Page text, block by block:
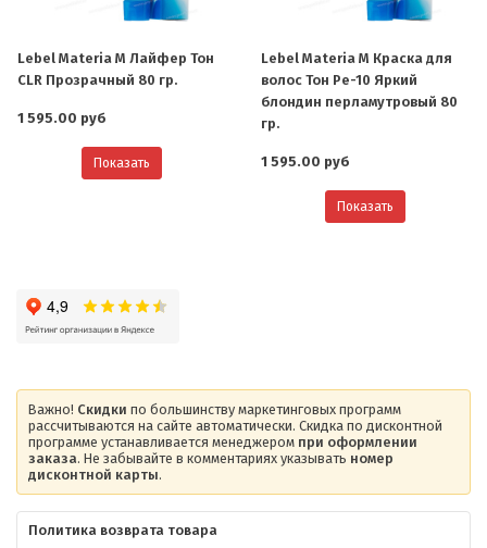
Lebel Materia M Лайфер Тон
CLR Прозрачный 80 гр.
1 595.00 руб
Показать
Lebel Materia M Краска для
волос Тон Pe-10 Яркий
блондин перламутровый 80
гр.
1 595.00 руб
Показать
Важно! Скидки по большинству маркетинговых программ
рассчитываются на сайте автоматически. Скидка по дисконтной
программе устанавливается менеджером при оформлении
заказа. Не забывайте в комментариях указывать номер
дисконтной карты.
Политика возврата товара